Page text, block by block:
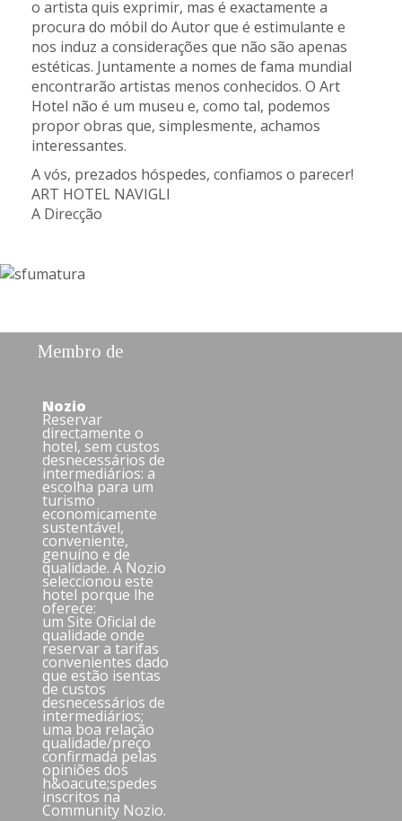
o artista quis exprimir, mas é exactamente a
procura do móbil do Autor que é estimulante e
nos induz a considerações que não são apenas
estéticas. Juntamente a nomes de fama mundial
encontrarão artistas menos conhecidos. O Art
Hotel não é um museu e, como tal, podemos
propor obras que, simplesmente, achamos
interessantes.
A vós, prezados hóspedes, confiamos o parecer!
ART HOTEL NAVIGLI
A Direcção
Membro de
Nozio
Reservar
directamente o
hotel, sem custos
desnecessários de
intermediários: a
escolha para um
turismo
economicamente
sustentável,
conveniente,
genuíno e de
qualidade. A Nozio
seleccionou este
hotel porque lhe
oferece:
um Site Oficial de
qualidade onde
reservar a tarifas
convenientes dado
que estão isentas
de custos
desnecessários de
intermediários;
uma boa relação
qualidade/preço
confirmada pelas
opiniões dos
h&oacute;spedes
inscritos na
Community Nozio.